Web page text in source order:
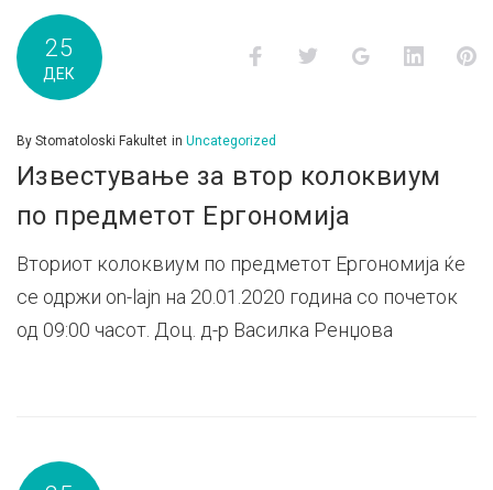
25
ДЕК
FacebookTwitter Google+
By Stomatoloski Fakultet in Uncategorized
Известување за втор колоквиум
по предметот Ергономија
Вториот колоквиум по предметот Ергономија ќе
се одржи on-lajn на 20.01.2020 година со почеток
од 09:00 часот. Доц. д-р Василка Ренџова